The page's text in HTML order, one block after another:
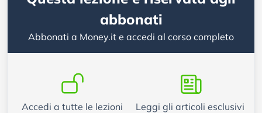
abbonati
Abbonati a Money.it e accedi al corso completo
Accedi a tutte le lezioni Leggi gli articoli esclusivi